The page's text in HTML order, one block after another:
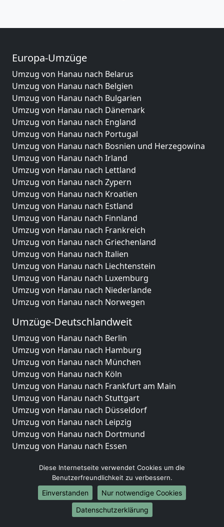
Europa-Umzüge
Umzug von Hanau nach Belarus
Umzug von Hanau nach Belgien
Umzug von Hanau nach Bulgarien
Umzug von Hanau nach Dänemark
Umzug von Hanau nach England
Umzug von Hanau nach Portugal
Umzug von Hanau nach Bosnien und Herzegowina
Umzug von Hanau nach Irland
Umzug von Hanau nach Lettland
Umzug von Hanau nach Zypern
Umzug von Hanau nach Kroatien
Umzug von Hanau nach Estland
Umzug von Hanau nach Finnland
Umzug von Hanau nach Frankreich
Umzug von Hanau nach Griechenland
Umzug von Hanau nach Italien
Umzug von Hanau nach Liechtenstein
Umzug von Hanau nach Luxemburg
Umzug von Hanau nach Niederlande
Umzug von Hanau nach Norwegen
Umzüge-Deutschlandweit
Umzug von Hanau nach Berlin
Umzug von Hanau nach Hamburg
Umzug von Hanau nach München
Umzug von Hanau nach Köln
Umzug von Hanau nach Frankfurt am Main
Umzug von Hanau nach Stuttgart
Umzug von Hanau nach Düsseldorf
Umzug von Hanau nach Leipzig
Umzug von Hanau nach Dortmund
Umzug von Hanau nach Essen
Umzug von Hanau nach Dresden
Umzug von Hanau nach Hannover
Umzug von Hanau nach Nürnberg
Umzug von Hanau nach Duisburg
Umzug von Hanau nach Bochum
Diese Internetseite verwendet Cookies um die
Benutzerfreundlichkeit zu verbessern.
Einverstanden
Nur notwendige Cookies
Datenschutzerklärung